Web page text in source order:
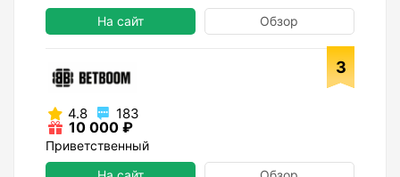
На сайт
Обзор
3
4.8 183
10 000 ₽
Приветственный